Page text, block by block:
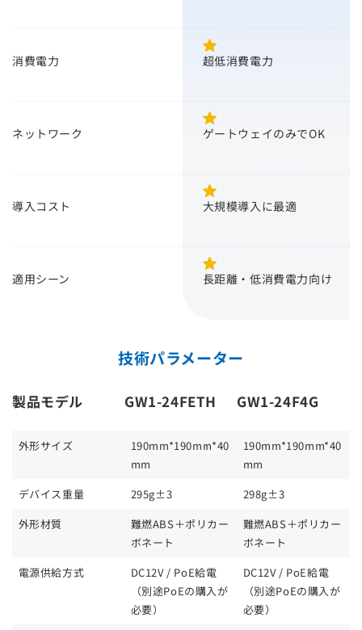
消費電力
ネットワーク
導入コスト
適用シーン
超低消費電力
ゲートウェイのみでOK
大規模導入に最適
長距離・低消費電力向け
技術パラメーター
製品モデル GW1-24FETH GW1-24F4G
外形サイズ
190mm*190mm*40
mm
190mm*190mm*40
mm
デバイス重量
295g±3
298g±3
外形材質
難燃ABS＋ポリカー
ボネート
難燃ABS＋ポリカー
ボネート
電源供給方式
DC12V / PoE給電
（別途PoEの購入が
必要）
DC12V / PoE給電
（別途PoEの購入が
必要）